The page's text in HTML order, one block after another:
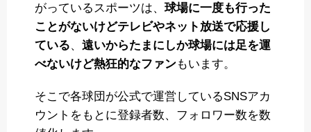
がっているスポーツは、 球場に一度も行った
ことがないけどテレビやネット放送で応援し
ている、 遠いからたまにしか球場には足を運
べないけど熱狂的なファンもいます。
そこで各球団が公式で運営しているSNSアカ
ウントをもとに登録者数、フォロワー数を数